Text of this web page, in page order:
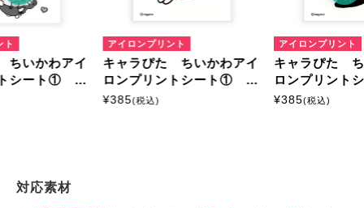
ト
いかわアイ
トシート① A
アイロンプリント
キャラぴた ちいかわアイ
ロンプリントシート① ミ
ニ12
¥385(税込)
アイロンプリント
キャラぴた
ロンプリン
ニ16
¥385(税込)
対応素材